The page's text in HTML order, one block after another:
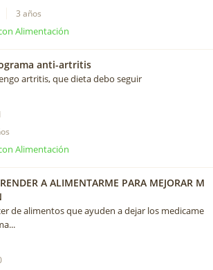
3 años
Alimentación
anti-artritis
artritis, que dieta debo seguir
Alimentación
A ALIMENTARME PARA MEJORAR M
de alimentos que ayuden a dejar los medicame